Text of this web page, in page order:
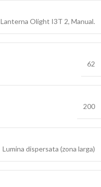
Lanterna Olight I3T 2, Manual.
62
200
Lumina dispersata (zona larga)